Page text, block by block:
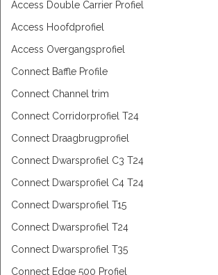
Access Double Carrier Profiel
Access Hoofdprofiel
Access Overgangsprofiel
Connect Baffle Profile
Connect Channel trim
Connect Corridorprofiel T24
Connect Draagbrugprofiel
Connect Dwarsprofiel C3 T24
Connect Dwarsprofiel C4 T24
Connect Dwarsprofiel T15
Connect Dwarsprofiel T24
Connect Dwarsprofiel T35
Connect Edge 500 Profiel